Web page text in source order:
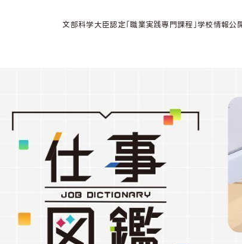
文部科学大臣認定「職業実践専門課程」学校情報公